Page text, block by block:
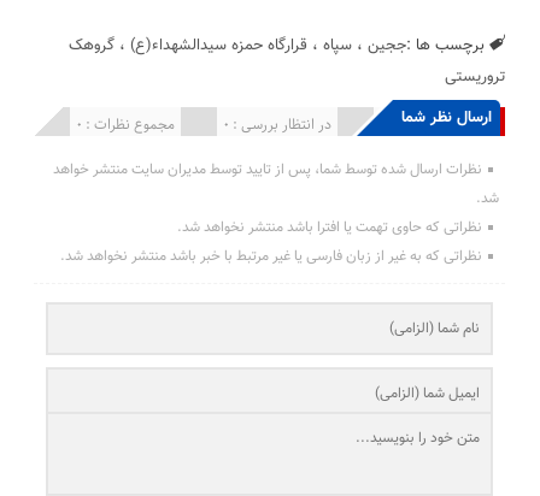
برچسب ها :ججین ،سپاه ، قرارگاه حمزه سیدالشهداء(ع) ،گروهک
تروریستی
ارسال نظر شما مجموع نظرات : 0 در انتظار بررسی : 0 انتشار یافته : 0
نظرات ارسال شده توسط شما، پس از تایید توسط مدیران سایت منتشر خواهد
شد.
نظراتی که حاوی تهمت یا افترا باشد منتشر نخواهد شد.
نظراتی که به غیر از زبان فارسی یا غیر مرتبط با خبر باشد منتشر نخواهد شد.